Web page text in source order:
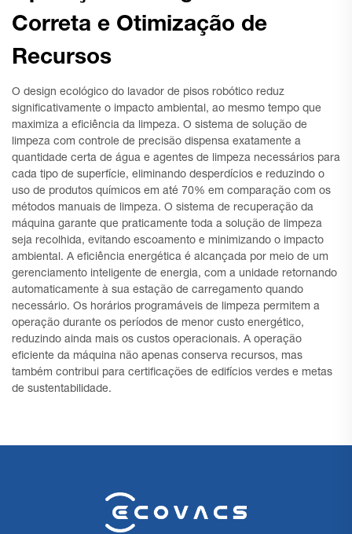
Correta e Otimização de
Recursos
O design ecológico do lavador de pisos robótico reduz
significativamente o impacto ambiental, ao mesmo tempo que
maximiza a eficiência da limpeza. O sistema de solução de
limpeza com controle de precisão dispensa exatamente a
quantidade certa de água e agentes de limpeza necessários para
cada tipo de superfície, eliminando desperdícios e reduzindo o
uso de produtos químicos em até 70% em comparação com os
métodos manuais de limpeza. O sistema de recuperação da
máquina garante que praticamente toda a solução de limpeza
seja recolhida, evitando escoamento e minimizando o impacto
ambiental. A eficiência energética é alcançada por meio de um
gerenciamento inteligente de energia, com a unidade retornando
automaticamente à sua estação de carregamento quando
necessário. Os horários programáveis de limpeza permitem a
operação durante os períodos de menor custo energético,
reduzindo ainda mais os custos operacionais. A operação
eficiente da máquina não apenas conserva recursos, mas
também contribui para certificações de edifícios verdes e metas
de sustentabilidade.